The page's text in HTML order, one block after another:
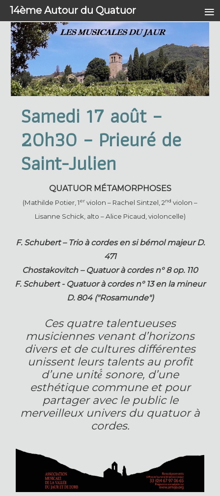
Samedi 17 août –
20h30 – Prieuré de
Saint-Julien
QUATUOR MÉTAMORPHOSES
(Mathilde Potier, 1er violon – Rachel Sintzel, 2nd violon –
Lisanne Schick, alto – Alice Picaud, violoncelle)
F. Schubert – Trio à cordes en si bémol majeur D.
471
Chostakovitch – Quatuor à cordes n° 8 op. 110
F. Schubert - Quatuor à cordes n° 13 en la mineur
D. 804 ("Rosamunde")
Ces quatre talentueuses
musiciennes venant d’horizons
divers et de cultures différentes
unissent leurs talents au profit
d’une unité́ sonore, d’une
esthétique commune et pour
partager avec le public le
merveilleux univers du quatuor à
cordes.
14ème Autour du Quatuor ≡